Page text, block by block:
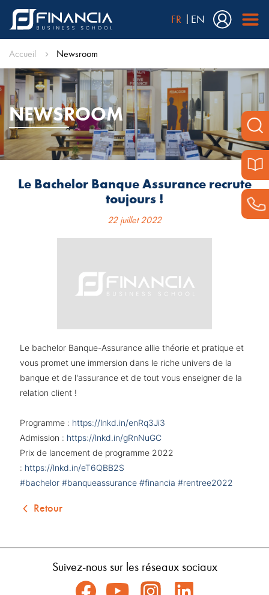
FR EN
Accueil Newsroom
NEWSROOM
Le Bachelor Banque Assurance recrute
toujours !
22 juillet 2022
Le bachelor Banque-Assurance allie théorie et pratique et
vous promet une immersion dans le riche univers de la
banque et de l'assurance et de tout vous enseigner de la
relation client !
Programme : https://lnkd.in/enRq3Ji3
Admission : https://lnkd.in/gRnNuGC
Prix de lancement de programme 2022
: https://lnkd.in/eT6QBB2S
#bachelor #banqueassurance #financia #rentree2022
Retour
Suivez-nous sur les réseaux sociaux